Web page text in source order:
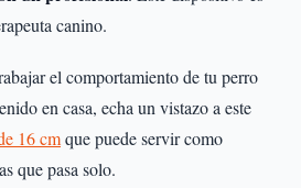
canino.
el comportamiento de tu perro
en casa, echa un vistazo a este
16 cmque puede servir como
que pasa solo.